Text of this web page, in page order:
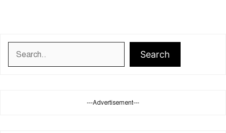
Search
---Advertisement---